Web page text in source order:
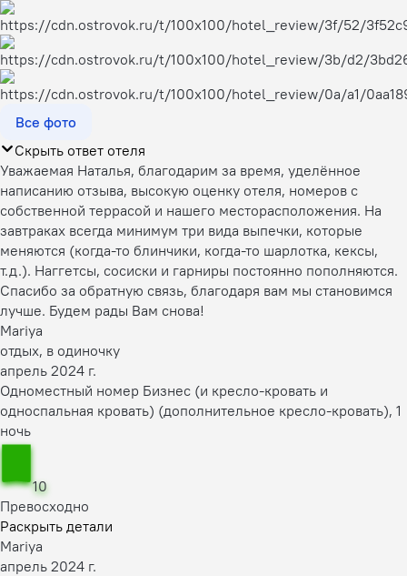
Все фото
Скрыть ответ отеля
Уважаемая Наталья, благодарим за время, уделённое
написанию отзыва, высокую оценку отеля, номеров с
собственной террасой и нашего месторасположения. На
завтраках всегда минимум три вида выпечки, которые
меняются (когда-то блинчики, когда-то шарлотка, кексы,
т.д.). Наггетсы, сосиски и гарниры постоянно пополняются.
Спасибо за обратную связь, благодаря вам мы становимся
лучше. Будем рады Вам снова!
Mariya
отдых, в одиночку
апрель 2024 г.
Одноместный номер Бизнес (и кресло-кровать и
односпальная кровать) (дополнительное кресло-кровать), 1
ночь
10
Превосходно
Раскрыть детали
Mariya
апрель 2024 г.